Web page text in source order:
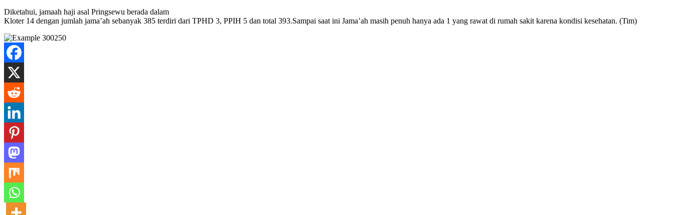
Diketahui, jamaah haji asal Pringsewu berada dalam
Kloter 14 dengan jumlah jama’ah sebanyak 385 terdiri dari TPHD 3, PPIH 5 dan total 393.Sampai saat ini Jama’ah masih penuh hanya ada 1 yang rawat di rumah sakit karena kondisi kesehatan. (Tim)